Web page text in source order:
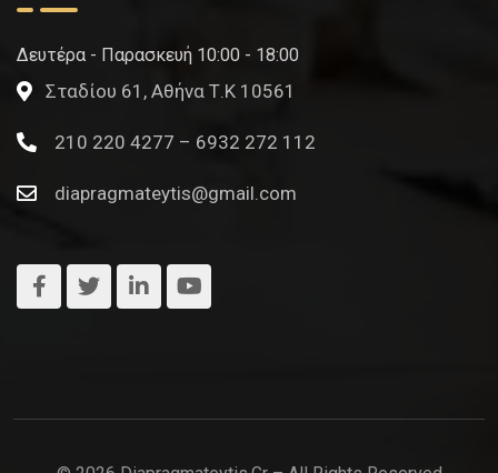
Δευτέρα - Παρασκευή 10:00 - 18:00
Σταδίου 61, Αθήνα Τ.Κ 10561
210 220 4277 – 6932 272 112
diapragmateytis@gmail.com